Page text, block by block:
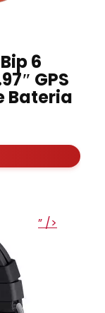
6
GPS
Bateria
” />